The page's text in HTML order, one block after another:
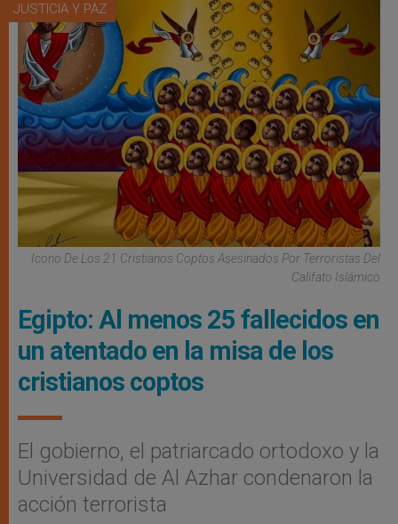
JUSTICIA Y PAZ
Icono De Los 21 Cristianos Coptos Asesinados Por Terroristas Del
Califato Islámico
Egipto: Al menos 25 fallecidos en
un atentado en la misa de los
cristianos coptos
El gobierno, el patriarcado ortodoxo y la
Universidad de Al Azhar condenaron la
acción terrorista